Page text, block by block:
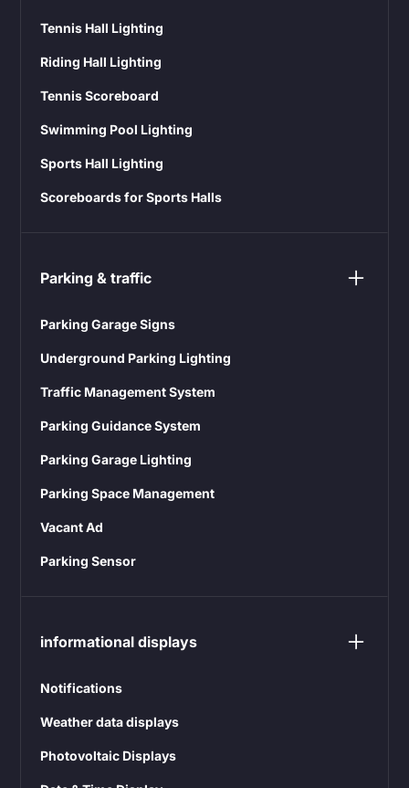
Tennis Hall Lighting
Riding Hall Lighting
Tennis Scoreboard
Swimming Pool Lighting
Sports Hall Lighting
Scoreboards for Sports Halls
Parking & traffic
Parking Garage Signs
Underground Parking Lighting
Traffic Management System
Parking Guidance System
Parking Garage Lighting
Parking Space Management
Vacant Ad
Parking Sensor
informational displays
Notifications
Weather data displays
Photovoltaic Displays